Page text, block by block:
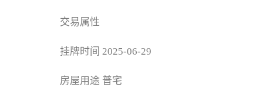
交易属性
挂牌时间 2025-06-29
房屋用途 普宅